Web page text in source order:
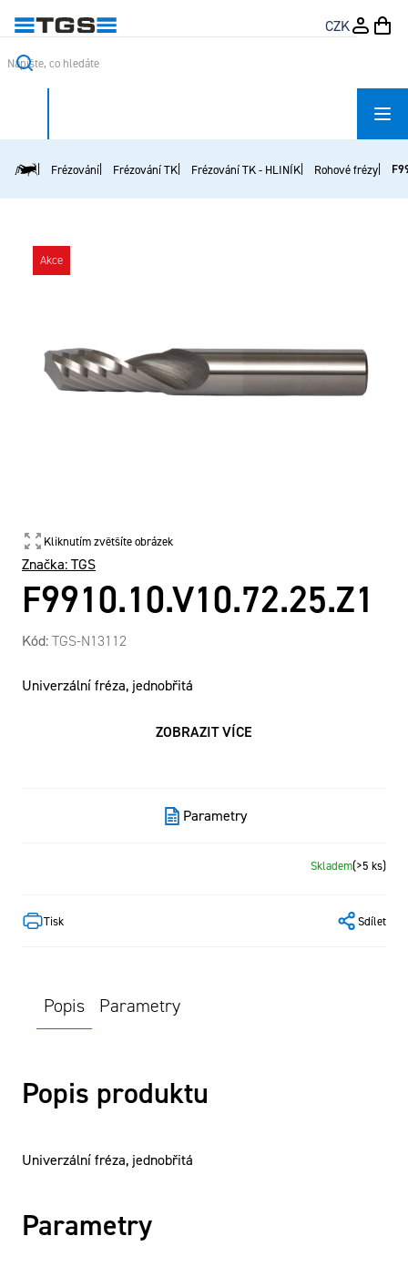
na
obsah
CZK
Domů Frézování Frézování TK Frézování TK - HLINÍK Rohové frézy
Kliknutím zvětšíte obrázek
Akce
F9910.10.V10.72.25.Z1
Značka: TGS
Kód: TGS-N13112
Univerzální fréza, jednobřitá
ZOBRAZIT VÍCE
Tisk Sdílet
Skladem(>5 ks)
Parametry
Popis Parametry
Popis produktu
Univerzální fréza, jednobřitá
Parametry